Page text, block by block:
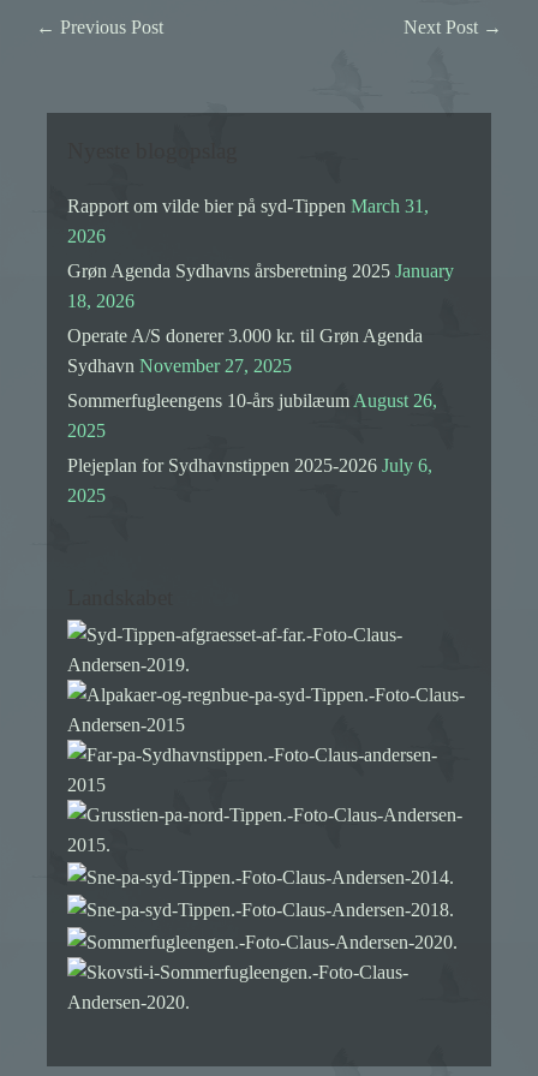
← Previous Post Next Post →
Rapport om vilde bier på syd-Tippen March 31,
2026
Grøn Agenda Sydhavns årsberetning 2025 January
18, 2026
Operate A/S donerer 3.000 kr. til Grøn Agenda
Sydhavn November 27, 2025
Sommerfugleengens 10-års jubilæum August 26,
2025
Plejeplan for Sydhavnstippen 2025-2026 July 6,
2025